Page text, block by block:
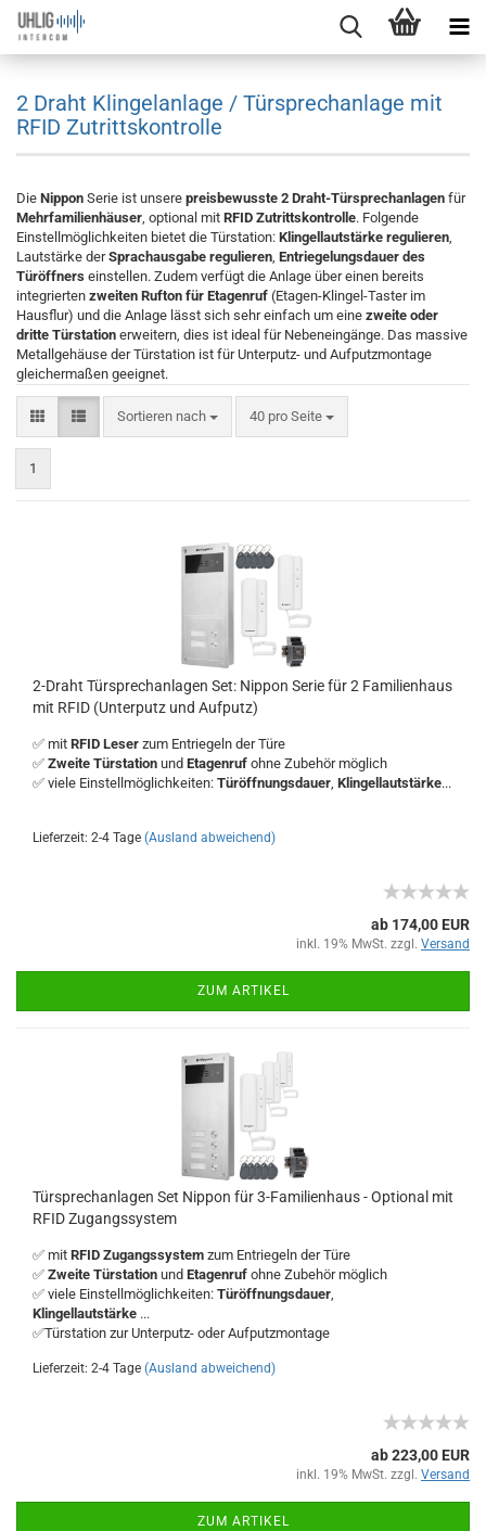
2 Draht Klingelanlage / Türsprechanlage mit
RFID Zutrittskontrolle
Die Nippon Serie ist unsere preisbewusste 2 Draht-Türsprechanlagen für
Mehrfamilienhäuser, optional mit RFID Zutrittskontrolle. Folgende
Einstellmöglichkeiten bietet die Türstation: Klingellautstärke regulieren,
Lautstärke derSprachausgabe regulieren, Entriegelungsdauer des
Türöffners einstellen. Zudem verfügt die Anlage über einen bereits
integrierten zweiten Rufton für Etagenruf (Etagen-Klingel-Taster im
Hausflur) und die Anlage lässt sich sehr einfach um eine zweite oder
dritte Türstation erweitern, dies ist ideal für Nebeneingänge. Das massive
Metallgehäuse der Türstation ist für Unterputz- und Aufputzmontage
gleichermaßen geeignet.
Sortieren nach 40 pro Seite
1
2-Draht Türsprechanlagen Set: Nippon Serie für 2 Familienhaus
mit RFID (Unterputz und Aufputz)
✅ mit RFID Leser zum Entriegeln der Türe
✅ Zweite Türstation und Etagenruf ohne Zubehör möglich
✅ viele Einstellmöglichkeiten: Türöffnungsdauer, Klingellautstärke...
Lieferzeit: 2-4 Tage (Ausland abweichend)
ab 174,00 EUR
inkl. 19% MwSt. zzgl. Versand
ZUM ARTIKEL
Türsprechanlagen Set Nippon für 3-Familienhaus - Optional mit
RFID Zugangssystem
✅ mit RFID Zugangssystem zum Entriegeln der Türe
✅ Zweite Türstation und Etagenruf ohne Zubehör möglich
✅ viele Einstellmöglichkeiten: Türöffnungsdauer,
Klingellautstärke ...
✅Türstation zur Unterputz- oder Aufputzmontage
Lieferzeit: 2-4 Tage (Ausland abweichend)
ab 223,00 EUR
inkl. 19% MwSt. zzgl. Versand
ZUM ARTIKEL